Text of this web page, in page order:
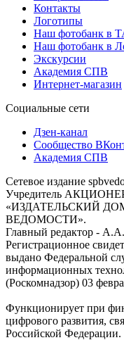
Контакты
Логотипы
Наш фотобанк в
Наш фотобанк в
Экскурсии
Академия СПВ
Интернет-магазин
Социальные сети
Дзен-канал
Сообщество
Академия СПВ
Сетевое издание
Учредитель
«ИЗДАТЕЛЬСКИЙ
ВЕДОМОСТИ».
Главный редактор -
Регистрационное
выдано Федеральной
информационных
(Роскомнадзор) 03
Функционирует при
цифрового развития,
Российской Федерации.